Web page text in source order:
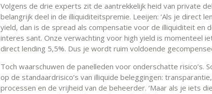
Volgens de drie experts zit de aantrekkelijk heid van private
belangrijk deel in de illiquiditeitspremie. Leeijen: ‘Als je direct
yield, dan is de spread als compensatie voor de illiquiditeit en
interes sant. Onze verwachting voor high yield is momenteel
direct lending 5,5%. Dus je wordt ruim voldoende
Toch waarschuwen de panelleden voor onderschatte risico’s.
op de standaardrisico’s van illiquide beleggingen:
processen en de vrijheid van de beheerder. ‘Maar als je iets